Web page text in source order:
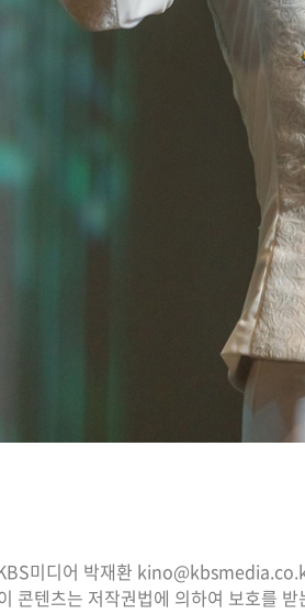
미디어 박재환
콘텐츠는 저작권법에 의하여 보호를